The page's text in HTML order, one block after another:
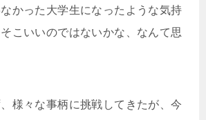
かった大学生になったような気持
こいいのではないかな、なんて思
様々な事柄に挑戦してきたが、今